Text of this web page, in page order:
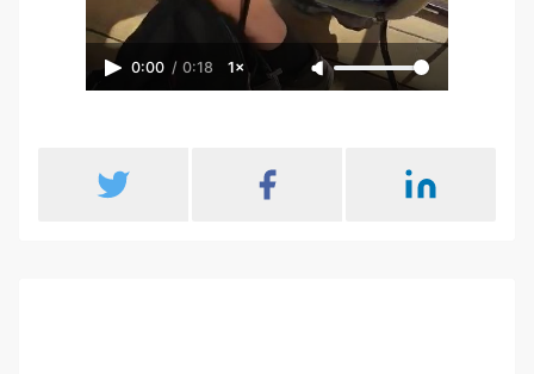
0:00 / 0:18 1×